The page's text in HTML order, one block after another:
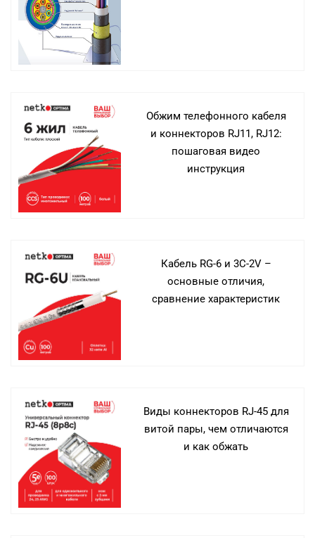
Обжим телефонного кабеля
и коннекторов RJ11, RJ12:
пошаговая видео
инструкция
Кабель RG-6 и 3C-2V –
основные отличия,
сравнение характеристик
Виды коннекторов RJ-45 для
витой пары, чем отличаются
и как обжать